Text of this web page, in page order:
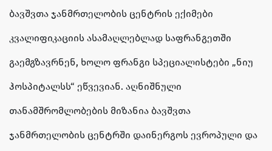
ბავშვთა ჯანმრთელობის ცენტრის ექიმები
კვალიფიკაციის ასამაღლებლად საფრანგეთში
გაემგზავრნენ, ხოლო ფრანგი სპეციალისტები „ნიუ
ჰოსპიტალსს“ ეწვევიან. აღნიშნული
თანამშრომლობების მიზანია ბავშვთა
ჯანმრთელობის ცენტრში დაინერგოს ევროპული და